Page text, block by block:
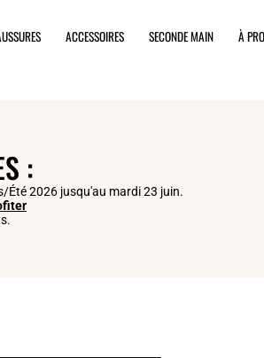
ACCESSOIRES SECONDE MAIN À
:
Été 2026 jusqu'au mardi 23 juin.